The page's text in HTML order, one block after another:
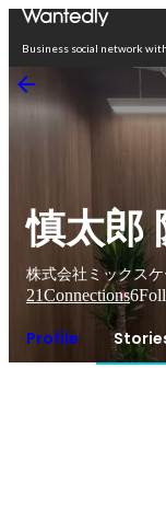
Business social network
慎太郎
株式会社ミックス
21Connections6
Profile